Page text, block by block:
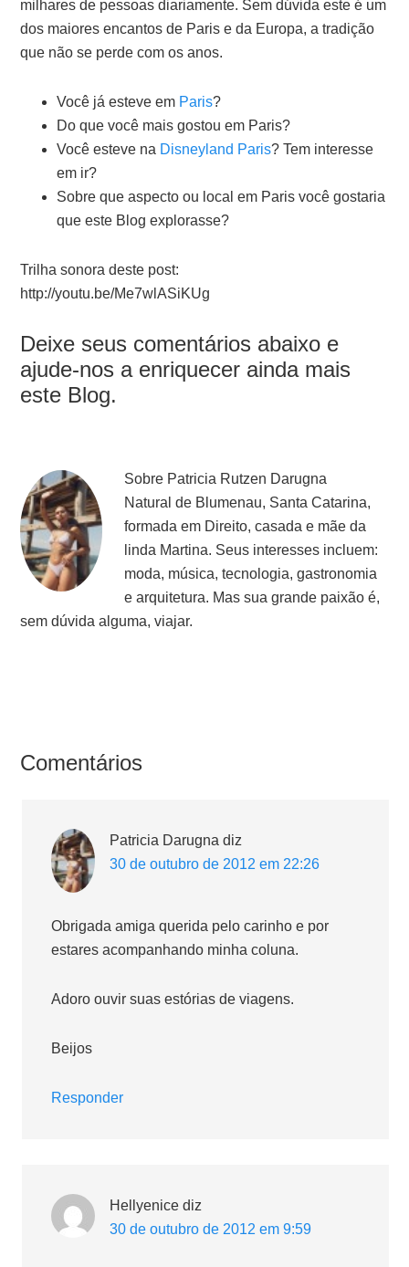
milhares de pessoas diariamente. Sem dúvida este é um
dos maiores encantos de Paris e da Europa, a tradição
que não se perde com os anos.
Você já esteve em Paris?
Do que você mais gostou em Paris?
Você esteve na Disneyland Paris? Tem interesse
em ir?
Sobre que aspecto ou local em Paris você gostaria
que este Blog explorasse?
Trilha sonora deste post:
http://youtu.be/Me7wlASiKUg
Deixe seus comentários abaixo e
ajude-nos a enriquecer ainda mais
este Blog.
Sobre Patricia Rutzen Darugna
Natural de Blumenau, Santa Catarina,
formada em Direito, casada e mãe da
linda Martina. Seus interesses incluem:
moda, música, tecnologia, gastronomia
e arquitetura. Mas sua grande paixão é,
sem dúvida alguma, viajar.
Comentários
Patricia Darugna diz
30 de outubro de 2012 em 22:26
Obrigada amiga querida pelo carinho e por
estares acompanhando minha coluna.
Adoro ouvir suas estórias de viagens.
Beijos
Responder
Hellyenice diz
30 de outubro de 2012 em 9:59